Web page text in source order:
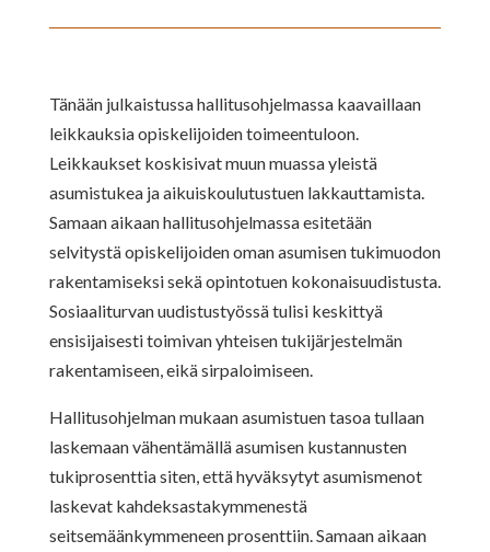
Tänään julkaistussa hallitusohjelmassa kaavaillaan
leikkauksia opiskelijoiden toimeentuloon.
Leikkaukset koskisivat muun muassa yleistä
asumistukea ja aikuiskoulutustuen lakkauttamista.
Samaan aikaan hallitusohjelmassa esitetään
selvitystä opiskelijoiden oman asumisen tukimuodon
rakentamiseksi sekä opintotuen kokonaisuudistusta.
Sosiaaliturvan uudistustyössä tulisi keskittyä
ensisijaisesti toimivan yhteisen tukijärjestelmän
rakentamiseen, eikä sirpaloimiseen.
Hallitusohjelman mukaan asumistuen tasoa tullaan
laskemaan vähentämällä asumisen kustannusten
tukiprosenttia siten, että hyväksytyt asumismenot
laskevat kahdeksastakymmenestä
seitsemäänkymmeneen prosenttiin. Samaan aikaan